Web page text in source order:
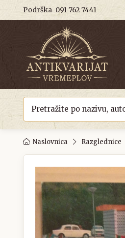
Podrška 091 762 7441
Naslovnica Razglednice